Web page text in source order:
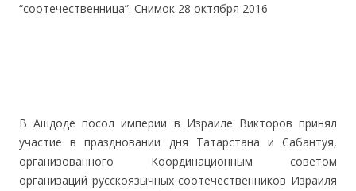
“соотечественница”. Снимок 28 октября 2016
В Ашдоде посол империи в Израиле Викторов принял
участие в праздновании дня Татарстана и Сабантуя,
организованного Координационным советом
организаций русскоязычных соотечественников Израиля